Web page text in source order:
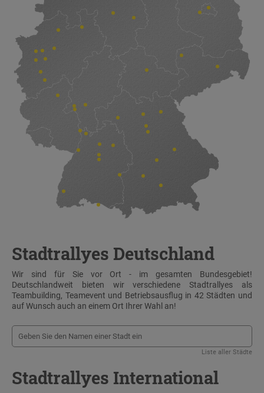
Stadtrallyes Deutschland
Wir sind für Sie vor Ort - im gesamten Bundesgebiet!
Deutschlandweit bieten wir verschiedene Stadtrallyes als
Teambuilding, Teamevent und Betriebsausflug in 42 Städten und
auf Wunsch auch an einem Ort Ihrer Wahl an!
Liste aller Städte
Stadtrallyes International